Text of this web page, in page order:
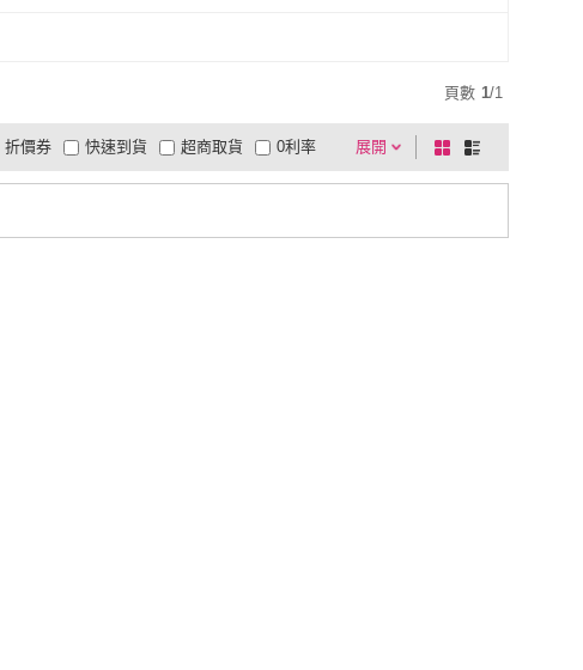
頁數 1/1
展開
折價券
有影片
商品有量 電視購物
快速到貨 超商取貨 0利率
棋
盤
列